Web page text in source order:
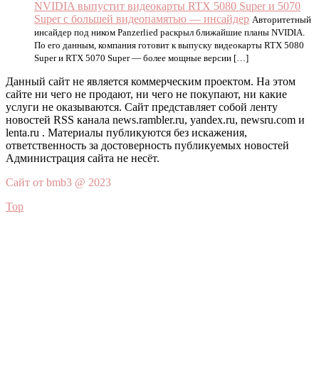
NVIDIA выпустит видеокарты RTX 5080 Super и 5070
Super с большей видеопамятью — инсайдер Авторитетный
инсайдер под ником Panzerlied раскрыл ближайшие планы NVIDIA.
По его данным, компания готовит к выпуску видеокарты RTX 5080
Super и RTX 5070 Super — более мощные версии […]
Данный сайт не является коммерческим проектом. На этом
сайте ни чего не продают, ни чего не покупают, ни какие
услуги не оказываются. Сайт представляет собой ленту
новостей RSS канала news.rambler.ru, yandex.ru, newsru.com и
lenta.ru . Материалы публикуются без искажения,
ответственность за достоверность публикуемых новостей
Администрация сайта не несёт.
Сайт от bmb3 @ 2023
Top